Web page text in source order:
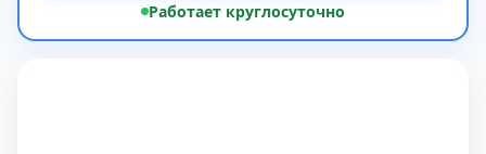
Работает круглосуточно